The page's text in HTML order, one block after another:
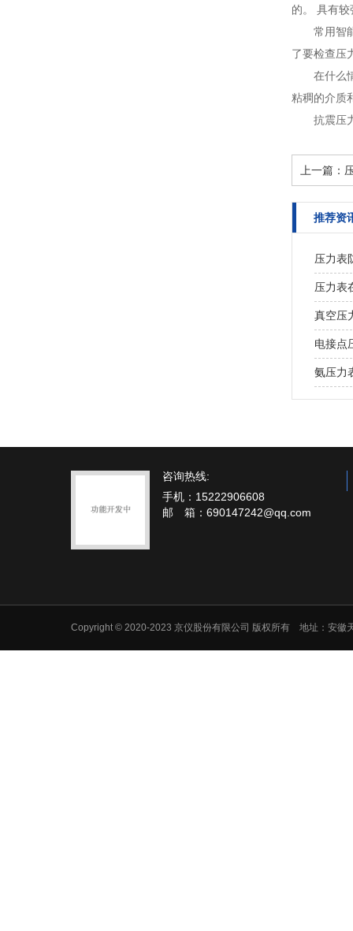
的。 具有
常用智
了要检查压
在什么
粘稠的介质
抗震压
上一篇：
推荐资
压力表
压力表
真空压
电接点
氨压力
咨询热线:
手机：15222906608
邮 箱：690147242@qq.com
Copyright © 2020-2023 京仪股份有限公司 版权所有 地址：安